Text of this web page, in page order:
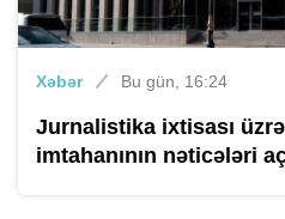
Xəbər Bu gün, 16:24
Jurnalistika ixtisası
imtahanının nəticələri